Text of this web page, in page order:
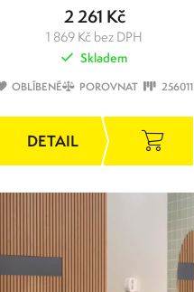
2 261 Kč
1 869 Kč bez DPH
Skladem
OBLÍBENÉ POROVNAT 256011